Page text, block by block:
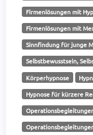
Firmenlösungen mit
Firmenlösungen mit
Sinnfindung für junge
Selbstbewusstsein,
Körperhypnose
Hypnose für kürzere